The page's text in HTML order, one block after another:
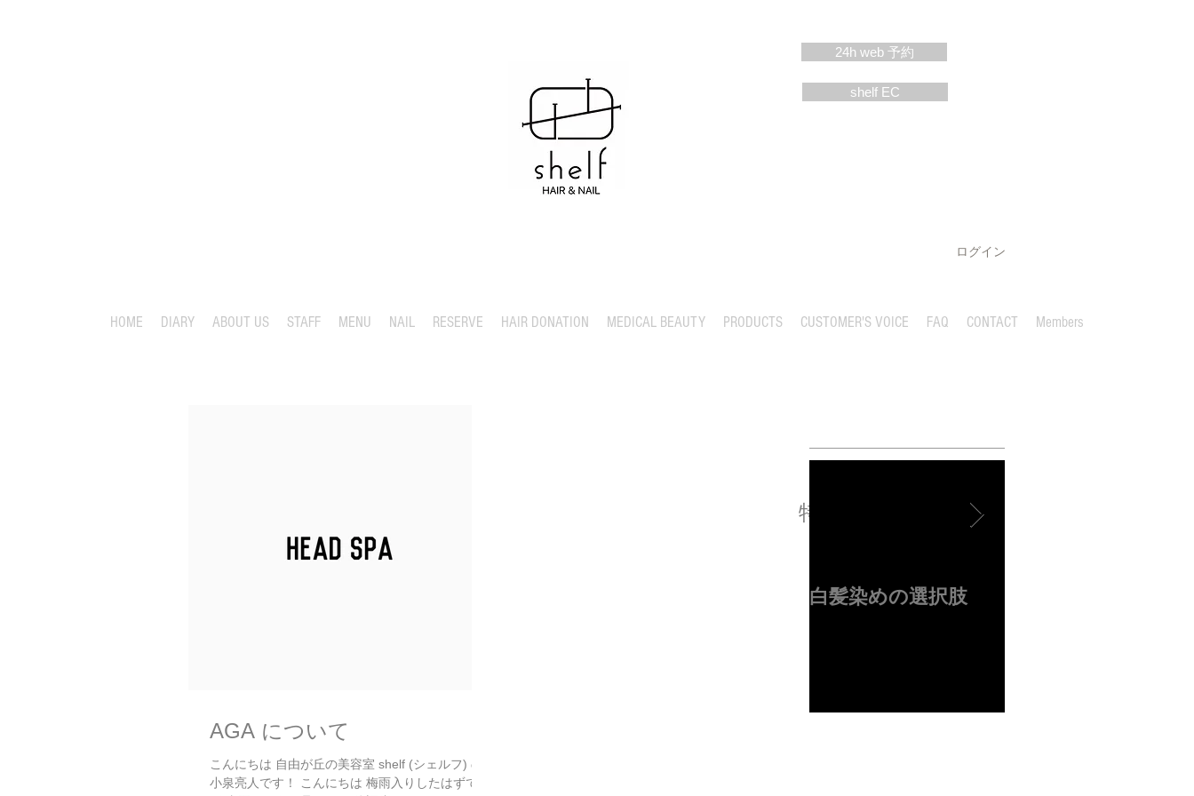
24h web 予約
shelf EC
ログイン
HOME DIARY ABOUT US STAFF MENU NAIL RESERVE HAIR DONATION MEDICAL BEAUTY PRODUCTS CUSTOMER'S VOICE FAQ CONTACT Members
AGA について
こんにちは 自由が丘の美容室 shelf (シェルフ) の
小泉亮人です！ こんにちは 梅雨入りしたはずです
特集記事
白髪染めの選択肢